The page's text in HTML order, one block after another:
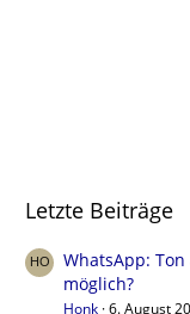
Letzte Beiträge
WhatsApp:
möglich?
Honk 6. August